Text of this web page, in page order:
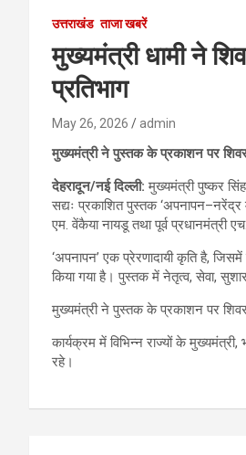
उत्तराखंड ताजा खबरें
मुख्यमंत्री धामी ने
प्रतिभाग
May 26, 2026 admin
मुख्यमंत्री ने पुस्तक के प्रकाशन पर
देहरादून/नई दिल्ली: मुख्यमंत्री पुष्कर
सद्यः प्रकाशित पुस्तक ‘अपनापन–नरेंद्र
एम. वेंकैया नायडू तथा पूर्व प्रधानमंत्री
‘अपनापन’ एक प्रेरणादायी कृति है,
किया गया है। पुस्तक में नेतृत्व, सेवा,
मुख्यमंत्री ने पुस्तक के प्रकाशन पर
कार्यक्रम में विभिन्न राज्यों के
रहे।